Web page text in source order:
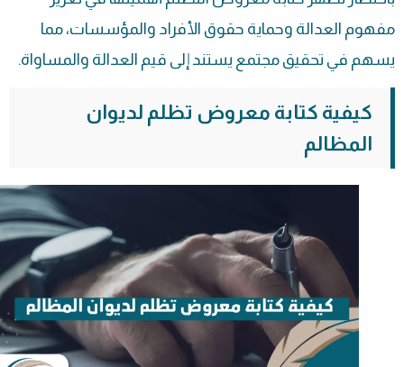
مفهوم العدالة وحماية حقوق الأفراد والمؤسسات، مما
يسهم في تحقيق مجتمع يستند إلى قيم العدالة والمساواة.
كيفية كتابة معروض تظلم لديوان
المظالم